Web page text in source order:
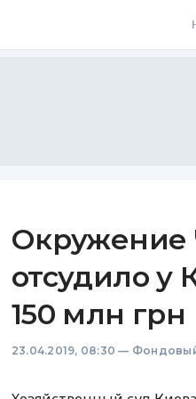
Окружение
отсудило у
150 млн грн
23.04.2019, 08:30 —